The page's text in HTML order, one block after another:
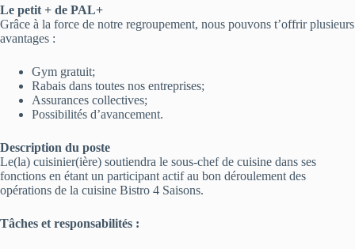
Le petit + de PAL+
Grâce à la force de notre regroupement, nous pouvons t’offrir plusieurs
avantages :
Gym gratuit;
Rabais dans toutes nos entreprises;
Assurances collectives;
Possibilités d’avancement.
Description du poste
Le(la) cuisinier(ière) soutiendra le sous-chef de cuisine dans ses
fonctions en étant un participant actif au bon déroulement des
opérations de la cuisine Bistro 4 Saisons.
Tâches et responsabilités :